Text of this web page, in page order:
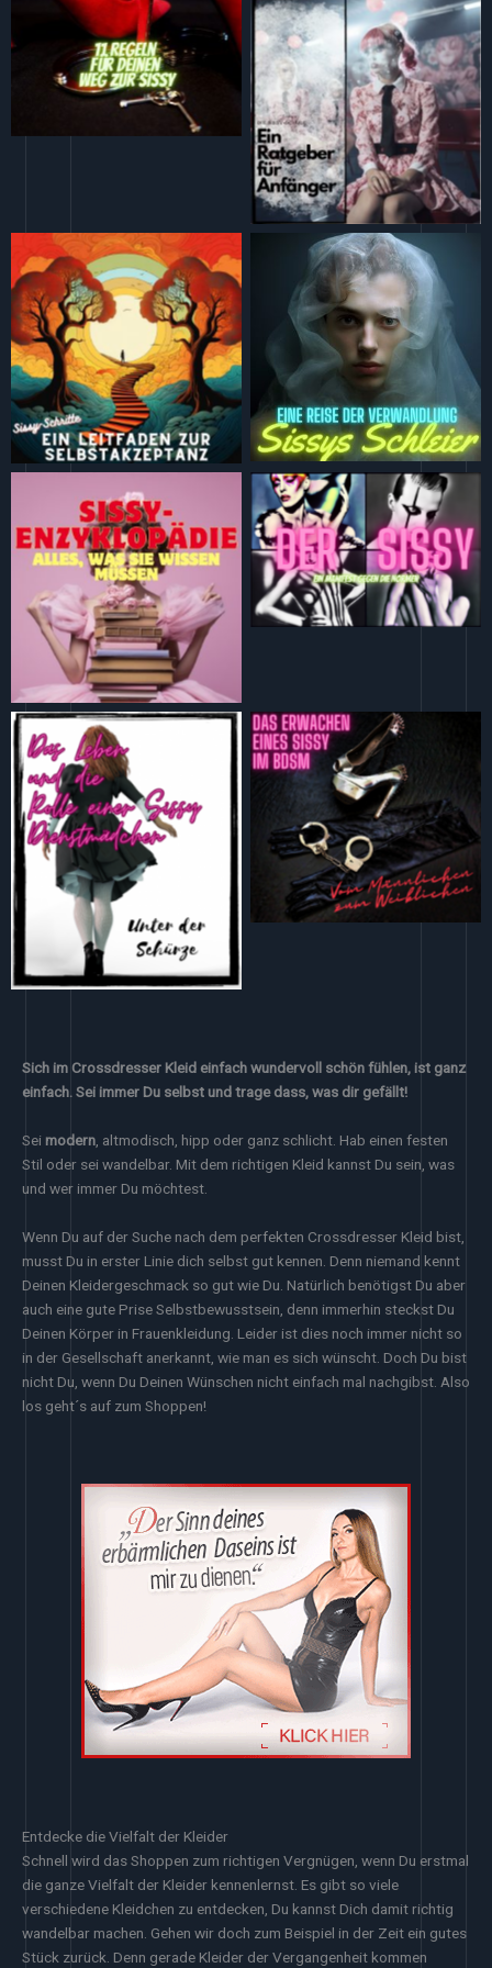
11 Regeln für Deinen Weg zur
Sissy
Die Sissy-Schule Ein Ratgeber für
Anfänger
Sissy-Schritte Ein Leitfaden zur
Selbstakzeptanz
Sissys Schleier Eine Reise der
Verwandlung
Sissy-Enzyklopädie: Alles, was
Sie wissen müssen
Der Sissy: Ein Manifest gegen die
Normen
Unter der Schürze – Das Leben
und die Rolle einer Sissy
Dienstmädchen
Vom Männlichen zum Weiblichen
Das Erwachen eines Sissy im
BDSM
Sich im Crossdresser Kleid einfach wundervoll schön fühlen, ist ganz
einfach. Sei immer Du selbst und trage dass, was dir gefällt!
Sei modern , altmodisch, hipp oder ganz schlicht. Hab einen festen
Stil oder sei wandelbar. Mit dem richtigen Kleid kannst Du sein, was
und wer immer Du möchtest.
Wenn Du auf der Suche nach dem perfekten Crossdresser Kleid bist,
musst Du in erster Linie dich selbst gut kennen. Denn niemand kennt
Deinen Kleidergeschmack so gut wie Du. Natürlich benötigst Du aber
auch eine gute Prise Selbstbewusstsein, denn immerhin steckst Du
Deinen Körper in Frauenkleidung. Leider ist dies noch immer nicht so
in der Gesellschaft anerkannt, wie man es sich wünscht. Doch Du bist
nicht Du, wenn Du Deinen Wünschen nicht einfach mal nachgibst. Also
los geht´s auf zum Shoppen!
Entdecke die Vielfalt der Kleider
Schnell wird das Shoppen zum richtigen Vergnügen, wenn Du erstmal
die ganze Vielfalt der Kleider kennenlernst. Es gibt so viele
verschiedene Kleidchen zu entdecken, Du kannst Dich damit richtig
wandelbar machen. Gehen wir doch zum Beispiel in der Zeit ein gutes
Stück zurück. Denn gerade Kleider der Vergangenheit kommen